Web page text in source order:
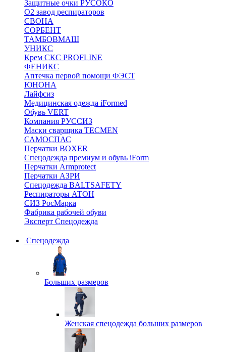
Защитные очки РУСОКО
О2 завод респираторов
СВОНА
СОРБЕНТ
ТАМБОВМАШ
УНИКС
Крем СКС PROFLINE
ФЕНИКС
Аптечка первой помощи ФЭСТ
ЮНОНА
Лайфсиз
Медицинская одежда iFormed
Обувь VERT
Компания РУССИЗ
Маски сварщика TECMEN
САМОСПАС
Перчатки BOXER
Спецодежда премиум и обувь iForm
Перчатки Armprotect
Перчатки АЗРИ
Спецодежда BALTSAFETY
Респираторы АТОН
СИЗ РосМарка
Фабрика рабочей обуви
Эксперт Спецодежда
Спецодежда
Больших размеров
Женская спецодежда больших размеров